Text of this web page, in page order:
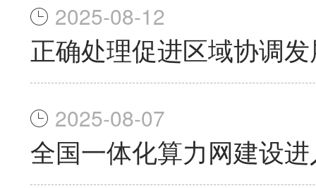
2025-08-12
正确处理促进区域协调
2025-08-07
全国一体化算力网建设